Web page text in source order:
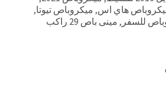
هاي اس, ميكروباص تيوتا,
للسفر , مينى باص 29 راكب